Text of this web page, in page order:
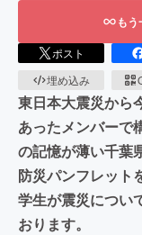
も
ポスト
埋め込み
東日本大震災から
あったメンバーで
の記憶が薄い千葉
防災パンフレット
学生が震災につい
おります。